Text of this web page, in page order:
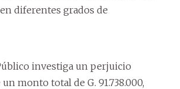
diferentes grados de
investiga un perjuicio
monto total de G. 91.738.000,